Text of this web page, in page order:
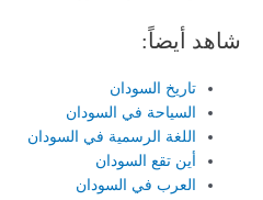
شاهد أيضاً:
تاريخ السودان
السياحة في السودان
اللغة الرسمية في السودان
أين تقع السودان
العرب في السودان